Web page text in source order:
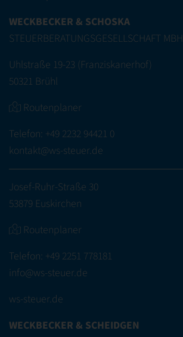
WECKBECKER & SCHOSKA
STEUERBERATUNGSGESELLSCHAFT MBH
Uhlstraße 19-23 (Franziskanerhof)
50321 Brühl
Routenplaner
Telefon: +49 2232 94421 0
kontakt@ws-steuer.de
Josef-Ruhr-Straße 30
53879 Euskirchen
Routenplaner
Telefon: +49 2251 778181
info@ws-steuer.de
ws-steuer.de
WECKBECKER & SCHEIDGEN